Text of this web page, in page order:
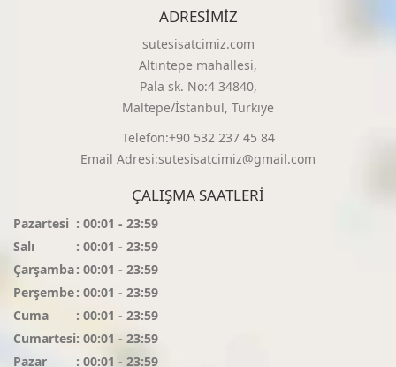
ADRESIMIZ
sutesisatcimiz.com
Altıntepe mahallesi,
Pala sk. No:4 34840,
Maltepe/İstanbul, Türkiye
Telefon:+90 532 237 45 84
Email Adresi:sutesisatcimiz@gmail.com
ÇALIŞMA SAATLERI
Pazartesi : 00:01 - 23:59
Salı
: 00:01 - 23:59
Çarşamba: 00:01 - 23:59
Perşembe: 00:01 - 23:59
Cuma
: 00:01 - 23:59
Cumartesi: 00:01 - 23:59
Pazar
: 00:01 - 23:59